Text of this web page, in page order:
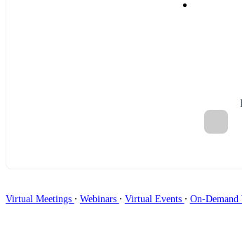
Virtual Meetings ∙ Webinars ∙ Virtual Events ∙ On-Demand